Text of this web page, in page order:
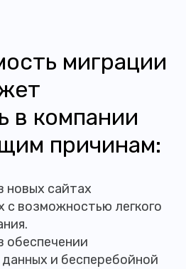
миграции
в компании
причинам:
новых сайтах
с возможностью легкого
обеспечении
и бесперебойной